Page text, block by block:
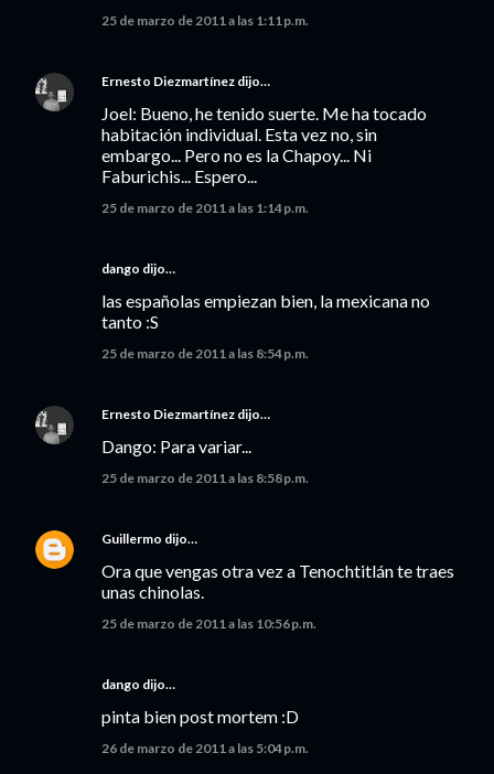
25 de marzo de 2011 a las 1:11 p.m.
Ernesto Diezmartínez dijo…
Joel: Bueno, he tenido suerte. Me ha tocado
habitación individual. Esta vez no, sin
embargo... Pero no es la Chapoy... Ni
Faburichis... Espero...
25 de marzo de 2011 a las 1:14 p.m.
dango dijo…
las españolas empiezan bien, la mexicana no
tanto :S
25 de marzo de 2011 a las 8:54 p.m.
Ernesto Diezmartínez dijo…
Dango: Para variar...
25 de marzo de 2011 a las 8:58 p.m.
Guillermo dijo…
Ora que vengas otra vez a Tenochtitlán te traes
unas chinolas.
25 de marzo de 2011 a las 10:56 p.m.
dango dijo…
pinta bien post mortem :D
26 de marzo de 2011 a las 5:04 p.m.